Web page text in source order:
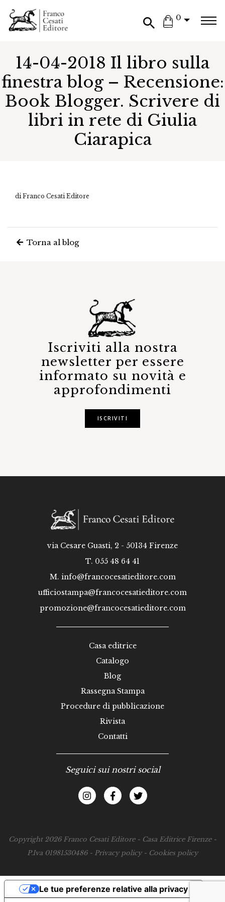
0
14-04-2018 Il libro sulla
finestra blog – Recensione:
Book Blogger. Scrivere di
libri in rete di Giulia
Ciarapica
di Franco Cesati Editore
Torna al blog
Iscriviti alla nostra
newsletter per essere
informato su novità e
approfondimenti
ISCRIVITI
via Cesare Guasti, 2 - 50134 Firenze
T. 055 48 64 41
M. info@francocesatieditore.com
ufficiostampa@francocesatieditore.com
promozione@francocesatieditore.com
Casa editrice
Catalogo
Blog
Rassegna Stampa
Procedure di pubblicazione
Rivista
Contatti
Seguici sui nostri social
Copyright 2026 Franco Cesati Editore - Casa Editrice Firenze -
P.Iva 01981530486 - Privacy policy- Cookies policy
Le tue preferenze relative alla privacy